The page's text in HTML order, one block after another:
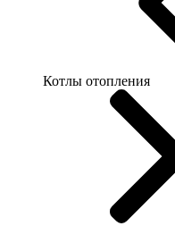
Котлы отопления